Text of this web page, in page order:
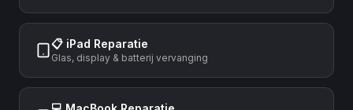
📋 iPad Reparatie
Glas, display & batterij vervanging